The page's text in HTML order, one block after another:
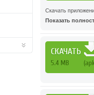
Скачать
Показать
СКАЧАТЬ
5.4 MB